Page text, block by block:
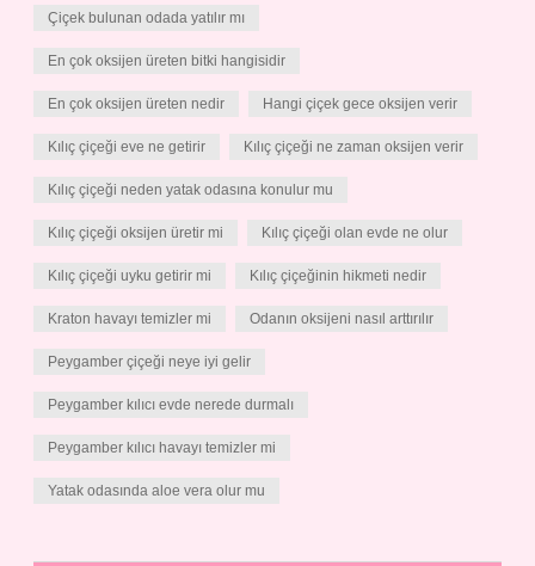
Çiçek bulunan odada yatılır mı
En çok oksijen üreten bitki hangisidir
En çok oksijen üreten nedir Hangi çiçek gece oksijen verir
Kılıç çiçeği eve ne getirir Kılıç çiçeği ne zaman oksijen verir
Kılıç çiçeği neden yatak odasına konulur mu
Kılıç çiçeği oksijen üretir mi Kılıç çiçeği olan evde ne olur
Kılıç çiçeği uyku getirir mi Kılıç çiçeğinin hikmeti nedir
Kraton havayı temizler mi Odanın oksijeni nasıl arttırılır
Peygamber çiçeği neye iyi gelir
Peygamber kılıcı evde nerede durmalı
Peygamber kılıcı havayı temizler mi
Yatak odasında aloe vera olur mu